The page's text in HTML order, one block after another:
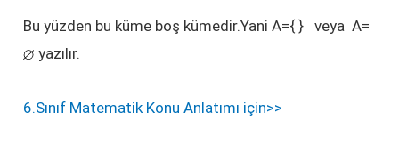
Bu yüzden bu küme boş kümedir.Yani A={ } veya A=
yazılır.
6.Sınıf Matematik Konu Anlatımı için>>